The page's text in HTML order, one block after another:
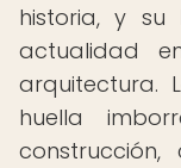
historia, y
actualidad
arquitectura.
huella